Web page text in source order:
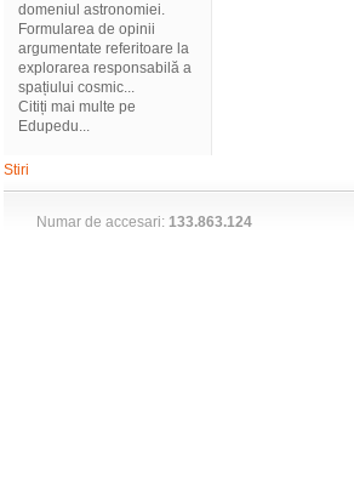
domeniul astronomiei.
Formularea de opinii
argumentate referitoare la
explorarea responsabilă a
spațiului cosmic...
Citiți mai multe pe
Edupedu...
Stiri
Numar de accesari: 133.863.124